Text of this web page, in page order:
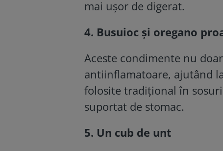
mai ușor de digerat.
4. Busuioc și oregano
Aceste condimente nu
antiinflamatoare, ajutând
folosite tradițional în
suportat de stomac.
5. Un cub de unt